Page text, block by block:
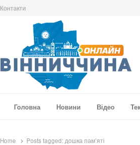
Контакти
Головна
Новини Відео
Home Posts tagged: дошка пам’яті